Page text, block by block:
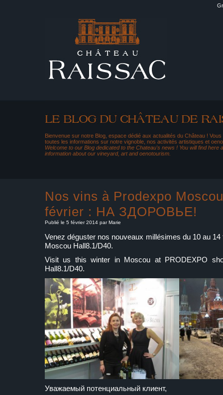
Bienvenue sur notre Blog, espace dédié aux actualités du Château !
toutes les informations sur notre vignoble, nos activités artistiques et
Welcome to our Blog dedicated to the Chateau's news ! You will find here
information about our vineyard, art and oenotourism.
Nos vins à Prodexpo
février : НА ЗДОРОВЬЕ!
Publié le 5 février 2014 par Marie
Venez déguster nos nouveaux millésimes du 10 au
Moscou Hall8.1/D40.
Visit us this winter in Moscou at PRODEXPO
Hall8.1/D40.
Уважаемый потенциальный клиент,